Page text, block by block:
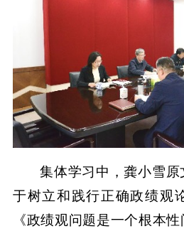
集体学习中，龚小雪
于树立和践行正确政绩观
《政绩观问题是一个根本